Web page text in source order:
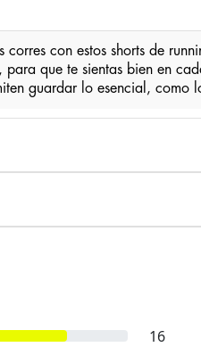
corres con estos shorts de
que te sientas bien en
guardar lo esencial,
16